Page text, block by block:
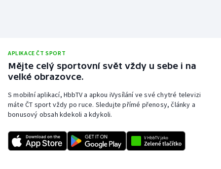
APLIKACE ČT SPORT
Mějte celý sportovní svět vždy u sebe i na
velké obrazovce.
S mobilní aplikací, HbbTV a apkou iVysílání ve své chytré televizi
máte ČT sport vždy po ruce. Sledujte přímé přenosy, články a
bonusový obsah kdekoli a kdykoli.